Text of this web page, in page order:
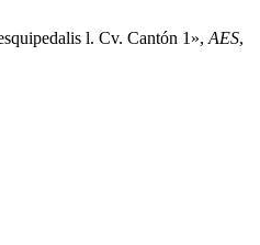
l. Cv. Cantón 1», AES,